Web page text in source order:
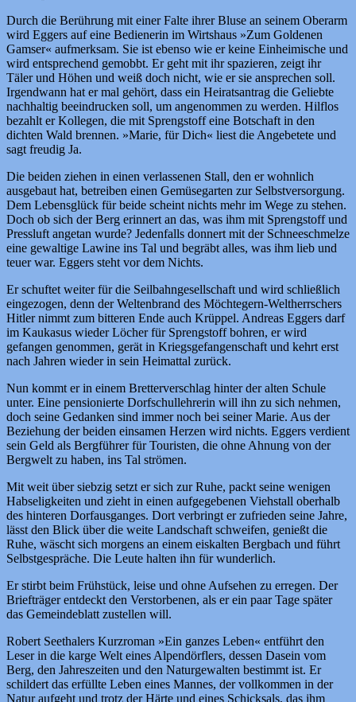
Durch die Berührung mit einer Falte ihrer Bluse an seinem Oberarm
wird Eggers auf eine Bedienerin im Wirtshaus »Zum Goldenen
Gamser« aufmerksam. Sie ist ebenso wie er keine Einheimische und
wird entsprechend gemobbt. Er geht mit ihr spazieren, zeigt ihr
Täler und Höhen und weiß doch nicht, wie er sie ansprechen soll.
Irgendwann hat er mal gehört, dass ein Heiratsantrag die Geliebte
nachhaltig beeindrucken soll, um angenommen zu werden. Hilflos
bezahlt er Kollegen, die mit Sprengstoff eine Botschaft in den
dichten Wald brennen. »Marie, für Dich« liest die Angebetete und
sagt freudig Ja.
Die beiden ziehen in einen verlassenen Stall, den er wohnlich
ausgebaut hat, betreiben einen Gemüsegarten zur Selbstversorgung.
Dem Lebensglück für beide scheint nichts mehr im Wege zu stehen.
Doch ob sich der Berg erinnert an das, was ihm mit Sprengstoff und
Pressluft angetan wurde? Jedenfalls donnert mit der Schneeschmelze
eine gewaltige Lawine ins Tal und begräbt alles, was ihm lieb und
teuer war. Eggers steht vor dem Nichts.
Er schuftet weiter für die Seilbahngesellschaft und wird schließlich
eingezogen, denn der Weltenbrand des Möchtegern-Weltherrschers
Hitler nimmt zum bitteren Ende auch Krüppel. Andreas Eggers darf
im Kaukasus wieder Löcher für Sprengstoff bohren, er wird
gefangen genommen, gerät in Kriegsgefangenschaft und kehrt erst
nach Jahren wieder in sein Heimattal zurück.
Nun kommt er in einem Bretterverschlag hinter der alten Schule
unter. Eine pensionierte Dorfschullehrerin will ihn zu sich nehmen,
doch seine Gedanken sind immer noch bei seiner Marie. Aus der
Beziehung der beiden einsamen Herzen wird nichts. Eggers verdient
sein Geld als Bergführer für Touristen, die ohne Ahnung von der
Bergwelt zu haben, ins Tal strömen.
Mit weit über siebzig setzt er sich zur Ruhe, packt seine wenigen
Habseligkeiten und zieht in einen aufgegebenen Viehstall oberhalb
des hinteren Dorfausganges. Dort verbringt er zufrieden seine Jahre,
lässt den Blick über die weite Landschaft schweifen, genießt die
Ruhe, wäscht sich morgens an einem eiskalten Bergbach und führt
Selbstgespräche. Die Leute halten ihn für wunderlich.
Er stirbt beim Frühstück, leise und ohne Aufsehen zu erregen. Der
Briefträger entdeckt den Verstorbenen, als er ein paar Tage später
das Gemeindeblatt zustellen will.
Robert Seethalers Kurzroman »Ein ganzes Leben« entführt den
Leser in die karge Welt eines Alpendörflers, dessen Dasein vom
Berg, den Jahreszeiten und den Naturgewalten bestimmt ist. Er
schildert das erfüllte Leben eines Mannes, der vollkommen in der
Natur aufgeht und trotz der Härte und eines Schicksals, das ihm